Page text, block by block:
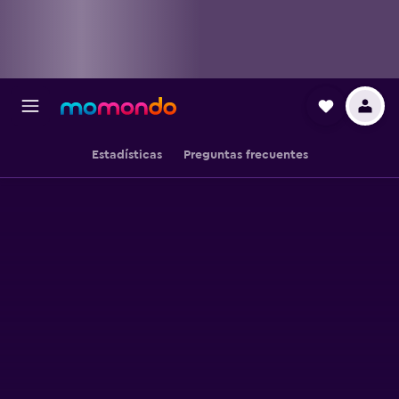
Estadísticas Preguntas frecuentes